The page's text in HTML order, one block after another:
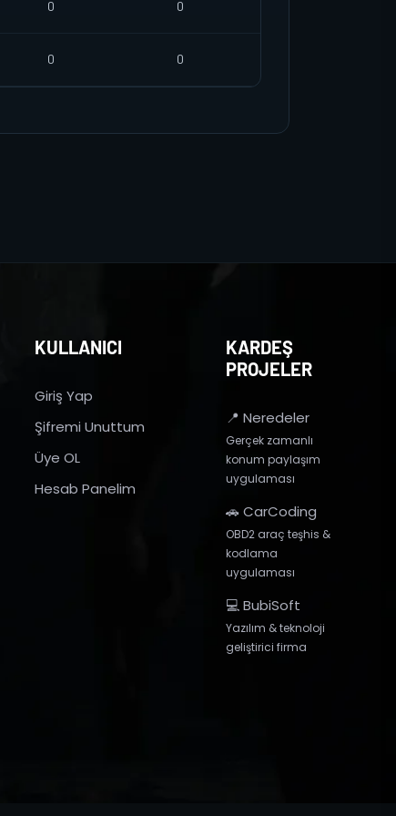
0 0
0 0
KULLANICI
Giriş Yap
Şifremi Unuttum
Üye OL
Hesab Panelim
KARDEŞ
PROJELER
📍 Neredeler
Gerçek zamanlı
konum paylaşım
uygulaması
🚗 CarCoding
OBD2 araç teşhis &
kodlama
uygulaması
💻 BubiSoft
Yazılım & teknoloji
geliştirici firma